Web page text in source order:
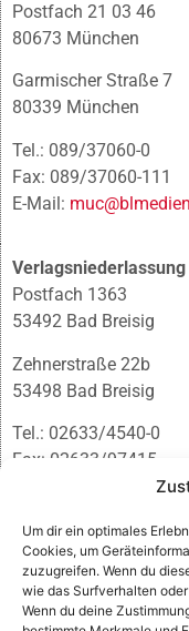
Um dir ein optimales
Cookies, um
zuzugreifen. Wenn du
wie das Surfverhalten
Wenn du deine
Postfach 21 03 46
80673 München
Garmischer Straße 7
80339 München
Tel.: 089/37060-0
Fax: 089/37060-111
E-Mail:
Postfach 1363
53492 Bad Breisig
Zehnerstraße 22b
53498 Bad Breisig
Tel.: 02633/4540-0
Fax: 02633/97415